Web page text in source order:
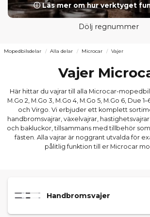
ⓘ Läs mer om hur verktyget
Dölj regnummer
Mopedbilsdelar Alla delar Microcar Vajer
Vajer
Här hittar du vajrar till alla Microcar-
M.Go 2, M.Go 3, M.Go 4, M.Go 5, M.Go 6, Due
och Virgo. Vi erbjuder ett komplett
handbromsvajrar, växelvajrar,
och bakluckor, tillsammans med tillbehör
fästen. Alla vajrar är noggrant utvalda för
pålitlig funktion till er Microcar
Handbromsvajer